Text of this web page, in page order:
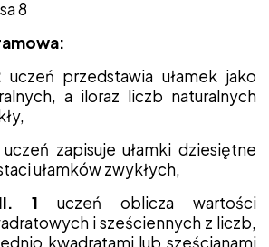
8
uczeń przedstawia ułamek jako
a iloraz liczb naturalnych
uczeń zapisuje ułamki dziesiętne
ułamków zwykłych,
1 uczeń oblicza wartości
i sześciennych z liczb,
kwadratami lub sześcianami